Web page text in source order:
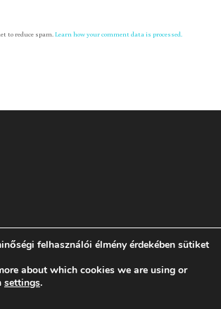
to reduce spam.Learn how your comment data is processed.
ÁSZF Adatvédelmi tájékoztató
felhasználói élmény érdekében sütiket
about which cookies we are using or
settings.